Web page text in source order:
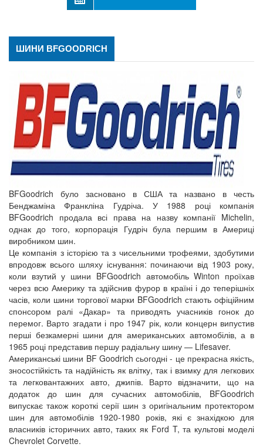
ШИНИ BFGOODRICH
BFGoodrich було засновано в США та названо в честь
Бенджаміна Франкліна Гудріча. У 1988 році компанія
BFGoodrich продала всі права на назву компанії Michelin,
однак до того, корпорація Гудріч була першим в Америці
виробником шин.
Це компанія з історією та з чисельними трофеями, здобутими
впродовж всього шляху існування: починаючи від 1903 року,
коли взутий у шини BFGoodrich автомобіль Winton проїхав
через всю Америку та здійснив фурор в країні і до теперішніх
часів, коли шини торгової марки BFGoodrich стають офіційним
спонсором ралі «Дакар» та приводять учасників гонок до
перемог. Варто згадати і про 1947 рік, коли концерн випустив
перші безкамерні шини для американських автомобілів, а в
1965 році представив першу радіальну шину — Lifesaver.
Американські шини BF Goodrich сьогодні - це прекрасна якість,
зносостійкість та надійність як влітку, так і взимку для легкових
та легковантажних авто, джипів. Варто відзначити, що на
додаток до шин для сучасних автомобілів, BFGoodrich
випускає також короткі серії шин з оригінальним протектором
шин для автомобілів 1920-1980 років, які є знахідкою для
власників історичних авто, таких як Ford T, та культові моделі
Chevrolet Corvette.